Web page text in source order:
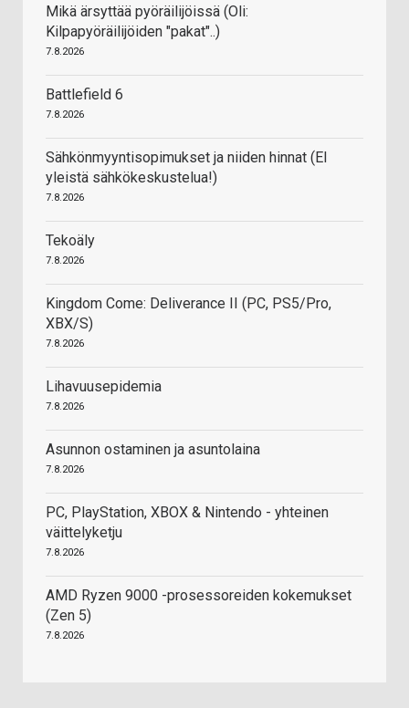
Mikä ärsyttää pyöräilijöissä (Oli:
Kilpapyöräilijöiden "pakat"..)
7.8.2026
Battlefield 6
7.8.2026
Sähkönmyyntisopimukset ja niiden hinnat (EI
yleistä sähkökeskustelua!)
7.8.2026
Tekoäly
7.8.2026
Kingdom Come: Deliverance II (PC, PS5/Pro,
XBX/S)
7.8.2026
Lihavuusepidemia
7.8.2026
Asunnon ostaminen ja asuntolaina
7.8.2026
PC, PlayStation, XBOX & Nintendo - yhteinen
väittelyketju
7.8.2026
AMD Ryzen 9000 -prosessoreiden kokemukset
(Zen 5)
7.8.2026